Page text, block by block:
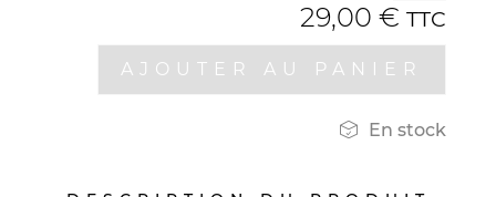
29,00 € TTC
AJOUTER AU PANIER
 En stock